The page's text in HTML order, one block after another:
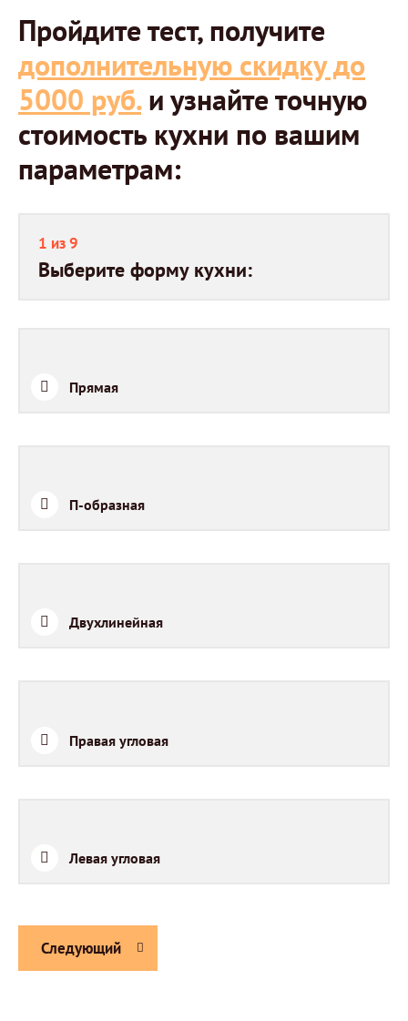
Пройдите тест, получите
дополнительную скидку до
5000 руб.и узнайте точную
стоимость кухни по вашим
параметрам:
1 из 9
Выберите форму кухни:
Прямая
П-образная
Двухлинейная
Правая угловая
Левая угловая
Следующий